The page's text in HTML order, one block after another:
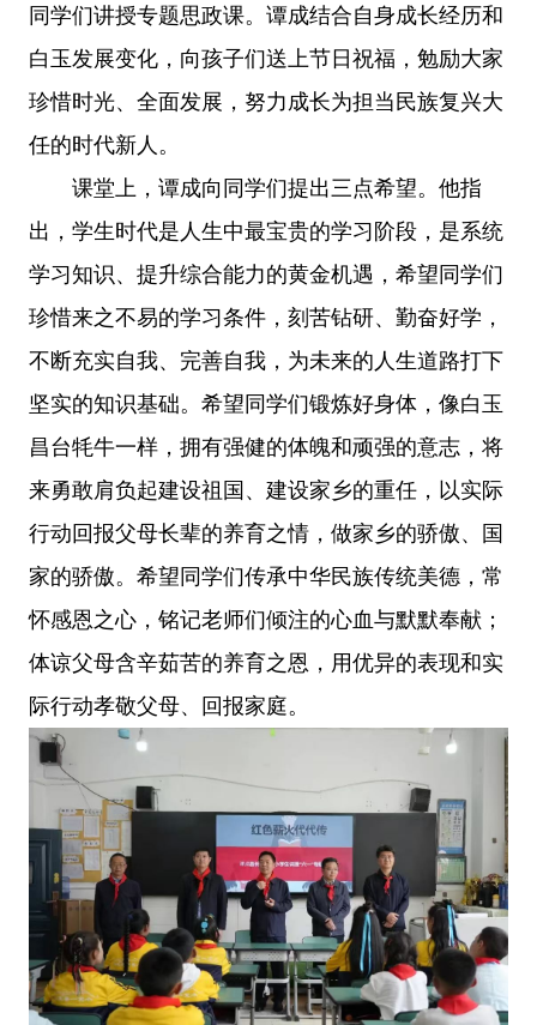
同学们讲授专题思政课。谭成结合自身成长经历和
白玉发展变化，向孩子们送上节日祝福，勉励大家
珍惜时光、全面发展，努力成长为担当民族复兴大
任的时代新人。
课堂上，谭成向同学们提出三点希望。他指
出，学生时代是人生中最宝贵的学习阶段，是系统
学习知识、提升综合能力的黄金机遇，希望同学们
珍惜来之不易的学习条件，刻苦钻研、勤奋好学，
不断充实自我、完善自我，为未来的人生道路打下
坚实的知识基础。希望同学们锻炼好身体，像白玉
昌台牦牛一样，拥有强健的体魄和顽强的意志，将
来勇敢肩负起建设祖国、建设家乡的重任，以实际
行动回报父母长辈的养育之情，做家乡的骄傲、国
家的骄傲。希望同学们传承中华民族传统美德，常
怀感恩之心，铭记老师们倾注的心血与默默奉献；
体谅父母含辛茹苦的养育之恩，用优异的表现和实
际行动孝敬父母、回报家庭。